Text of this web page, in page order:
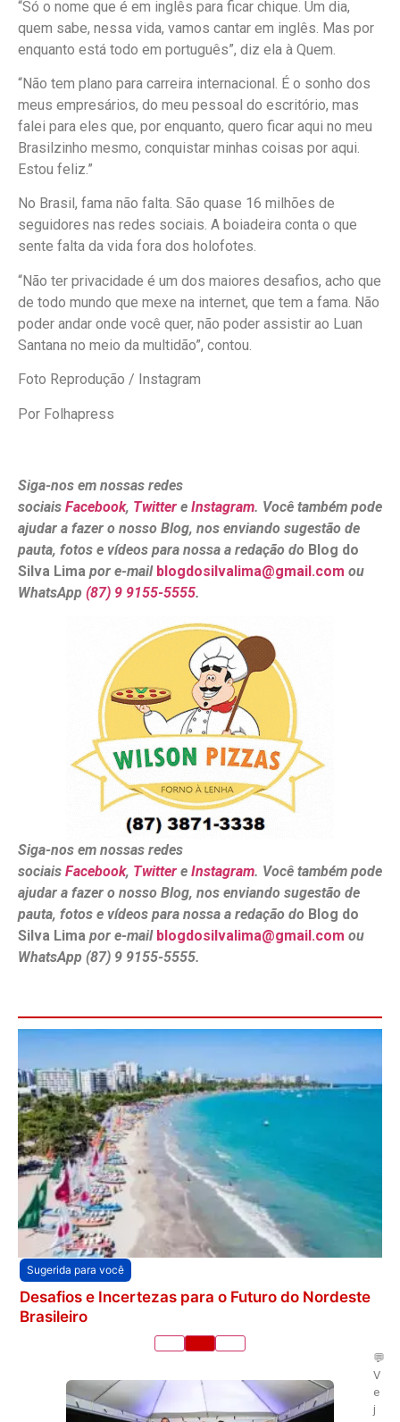
“Só o nome que é em inglês para ficar chique. Um dia,
quem sabe, nessa vida, vamos cantar em inglês. Mas por
enquanto está todo em português”, diz ela à Quem.
“Não tem plano para carreira internacional. É o sonho dos
meus empresários, do meu pessoal do escritório, mas
falei para eles que, por enquanto, quero ficar aqui no meu
Brasilzinho mesmo, conquistar minhas coisas por aqui.
Estou feliz.”
No Brasil, fama não falta. São quase 16 milhões de
seguidores nas redes sociais. A boiadeira conta o que
sente falta da vida fora dos holofotes.
“Não ter privacidade é um dos maiores desafios, acho que
de todo mundo que mexe na internet, que tem a fama. Não
poder andar onde você quer, não poder assistir ao Luan
Santana no meio da multidão”, contou.
Foto Reprodução / Instagram
Por Folhapress
Siga-nos em nossas redes
sociais Facebook, Twitter e Instagram. Você também pode
ajudar a fazer o nosso Blog, nos enviando sugestão de
pauta, fotos e vídeos para nossa a redação do Blog do
Silva Lima por e-mail blogdosilvalima@gmail.com ou
WhatsApp (87) 9 9155-5555.
Siga-nos em nossas redes
sociais Facebook, Twitter e Instagram. Você também pode
ajudar a fazer o nosso Blog, nos enviando sugestão de
pauta, fotos e vídeos para nossa a redação do Blog do
Silva Lima por e-mail blogdosilvalima@gmail.com ou
WhatsApp (87) 9 9155-5555.
Sugerida para você
Desafios e Incertezas para o Futuro do Nordeste
Brasileiro
💬
V
e
j